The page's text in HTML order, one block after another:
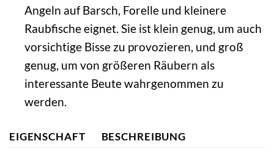
Angeln auf Barsch, Forelle und kleinere
Raubfische eignet. Sie ist klein genug, um auch
vorsichtige Bisse zu provozieren, und groß
genug, um von größeren Räubern als
interessante Beute wahrgenommen zu
werden.
EIGENSCHAFT
BESCHREIBUNG